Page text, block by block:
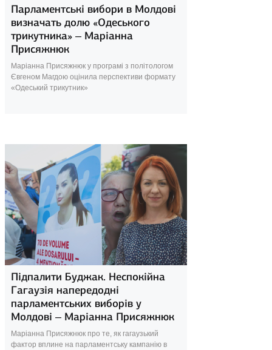
Парламентські вибори в Молдові
визначать долю «Одеського
трикутника» – Маріанна
Присяжнюк
Маріанна Присяжнюк у програмі з політологом
Євгеном Магдою оцінила перспективи формату
«Одеський трикутник»
21 серпня 2025
Підпалити Буджак. Неспокійна
Гагаузія напередодні
парламентських виборів у
Молдові – Маріанна Присяжнюк
Маріанна Присяжнюк про те, як гагаузький
фактор вплине на парламентську кампанію в